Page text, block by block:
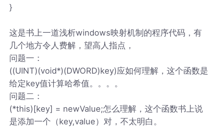
}
这是书上一道浅析windows映射机制的程序代码，有
几个地方令人费解，望高人指点，
问题一：
((UINT)(void*)(DWORD)key)应如何理解，这个函数是
给定key值计算哈希值。。。。
问题二：
(*this)[key] = newValue;怎么理解，这个函数书上说
是添加一个（key,value）对，不太明白。